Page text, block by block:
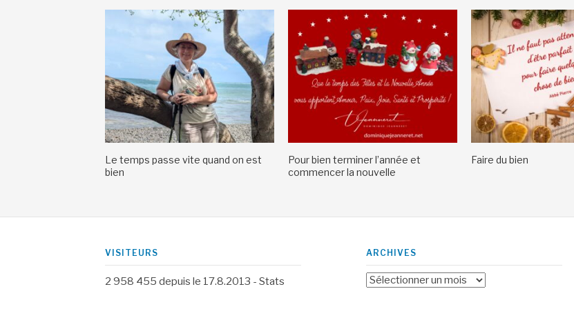
Le temps passe vite quand on est
bien
Pour bien terminer l’année et
commencer la nouvelle
Faire du bien
VISITEURS
2 958 455 depuis le 17.8.2013 - Stats
ARCHIVES
Archives